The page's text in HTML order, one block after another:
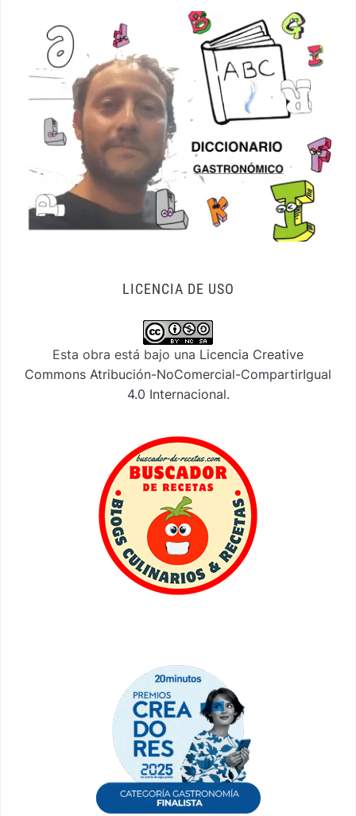
LICENCIA DE USO
Esta obra está bajo una Licencia Creative
Commons Atribución-NoComercial-CompartirIgual
4.0 Internacional.